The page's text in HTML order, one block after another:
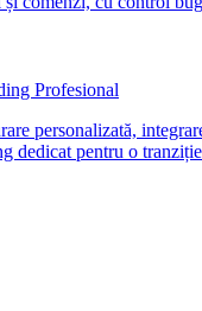
Profesional
personalizată,
dedicat pentru o